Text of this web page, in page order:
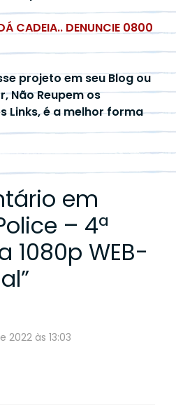
CADEIA.. DENUNCIE 0800
projeto em seu Blog ou
Não Reupem os
Links, é a melhor forma
em
– 4ª
1080p WEB-
”
2022 às 13:03